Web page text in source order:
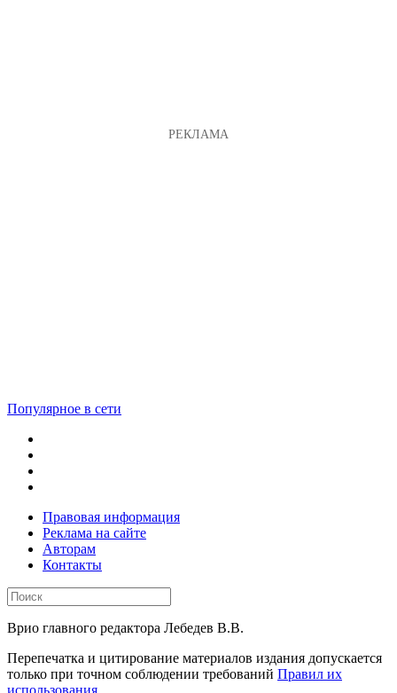
Популярное в сети
Правовая информация
Реклама на сайте
Авторам
Контакты
Врио главного редактора Лебедев В.В.
Перепечатка и цитирование материалов издания допускается
только при точном соблюдении требований Правил их
использования.